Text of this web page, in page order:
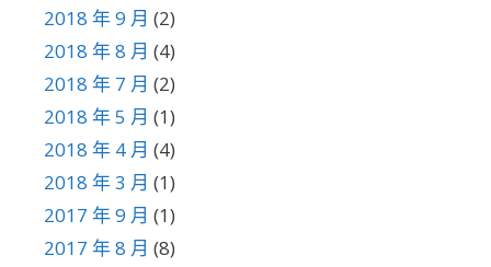
2018 年 9 月 (2)
2018 年 8 月 (4)
2018 年 7 月 (2)
2018 年 5 月 (1)
2018 年 4 月 (4)
2018 年 3 月 (1)
2017 年 9 月 (1)
2017 年 8 月 (8)